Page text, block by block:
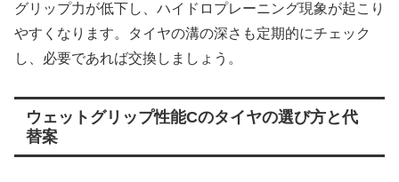
グリップ力が低下し、ハイドロプレーニング現象が起こり
やすくなります。タイヤの溝の深さも定期的にチェック
し、必要であれば交換しましょう。
ウェットグリップ性能Cのタイヤの選び方と代
替案